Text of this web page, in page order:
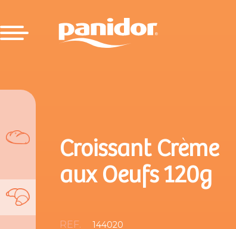
Croissant Crème
aux Oeufs 120g
REF. 144020